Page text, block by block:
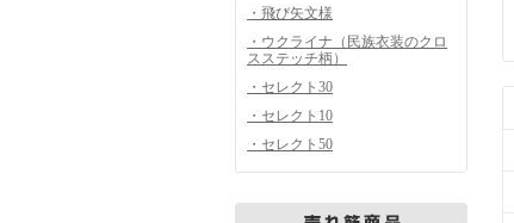
・飛び矢文様
・ウクライナ（民族衣装のクロ
スステッチ柄）
・セレクト30
・セレクト10
・セレクト50